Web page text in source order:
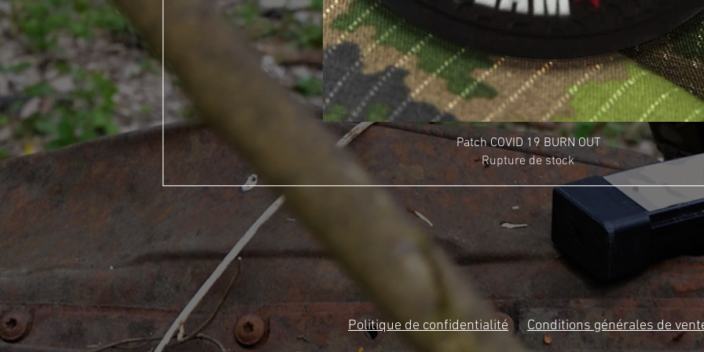
Patch COVID 19 BURN OUT
Rupture de stock
Politique de confidentialité Conditions générales de